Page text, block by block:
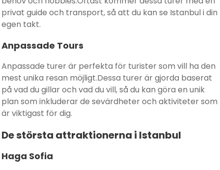
privat guide och transport, så att du kan se Istanbul i din
egen takt.
Anpassade Tours
Anpassade turer är perfekta för turister som vill ha den
mest unika resan möjligt.Dessa turer är gjorda baserat
på vad du gillar och vad du vill, så du kan göra en unik
plan som inkluderar de sevärdheter och aktiviteter som
är viktigast för dig.
De största attraktionerna i Istanbul
Haga Sofia